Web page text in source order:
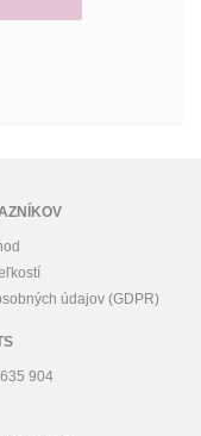
údajov (GDPR)
904